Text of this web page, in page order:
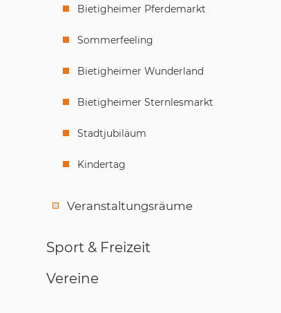
Bietigheimer Pferdemarkt
Sommerfeeling
Bietigheimer Wunderland
Bietigheimer Sternlesmarkt
Stadtjubiläum
Kindertag
Veranstaltungsräume
Sport & Freizeit
Vereine